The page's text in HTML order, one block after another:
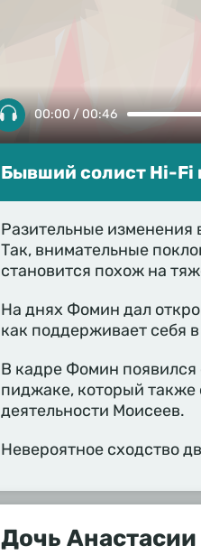
00:00 / 00:46
Бывший солист Hi-Fi
Разительные
Так, внимательные
становится похож на
На днях Фомин дал
как поддерживает себя
В кадре Фомин появился
пиджаке, который также
деятельности Моисеев.
Невероятное сходство
Дочь